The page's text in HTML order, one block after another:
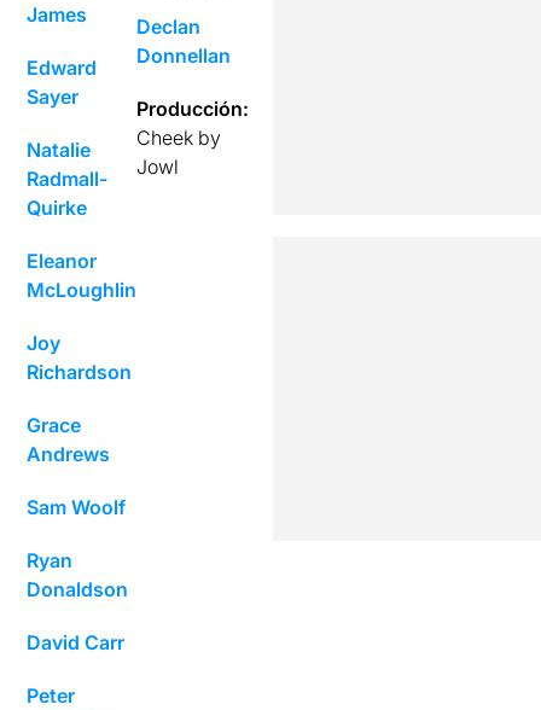
James
Edward
Sayer
Natalie
Radmall-
Quirke
Eleanor
McLoughlin
Joy
Richardson
Grace
Andrews
Sam Woolf
Ryan
Donaldson
David Carr
Peter
Declan
Donnellan
Producción:
Cheek by
Jowl